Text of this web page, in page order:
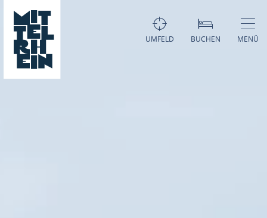
UMFELD BUCHEN MENÜ